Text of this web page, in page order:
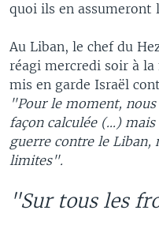
quoi ils en assumeront
Au Liban, le chef du
réagi mercredi soir à
mis en garde Israël
"Pour le moment,
façon calculée (...)
guerre contre le Liban,
limites".
"Sur tous les